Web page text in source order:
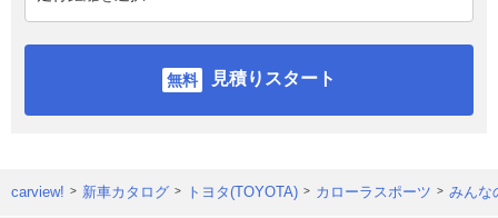
見積りスタート
carview! 新車カタログ トヨタ(TOYOTA) カローラスポーツ みんな